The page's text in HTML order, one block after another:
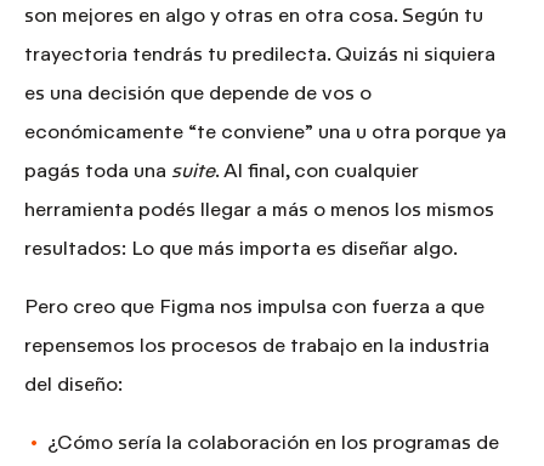
son mejores en algo y otras en otra cosa. Según tu
trayectoria tendrás tu predilecta. Quizás ni siquiera
es una decisión que depende de vos o
económicamente “te conviene” una u otra porque ya
pagás toda una suite. Al final, con cualquier
herramienta podés llegar a más o menos los mismos
resultados: Lo que más importa es diseñar algo.
Pero creo que Figma nos impulsa con fuerza a que
repensemos los procesos de trabajo en la industria
del diseño:
¿Cómo sería la colaboración en los programas de